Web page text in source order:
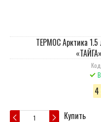
ТЕРМОС Арктика 1.5
4
Купить